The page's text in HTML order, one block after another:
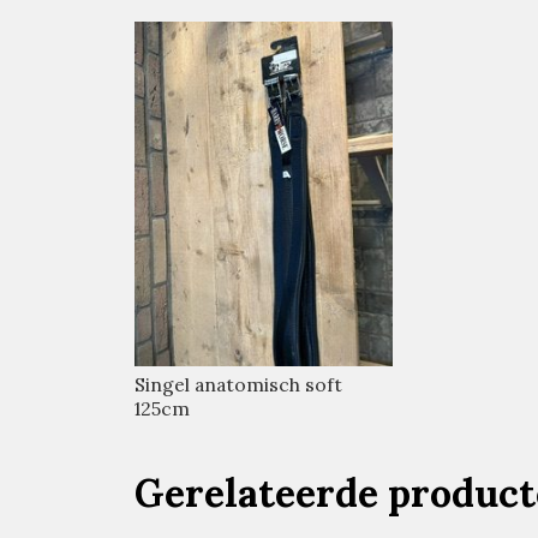
Singel anatomisch soft
125cm
Gerelateerde